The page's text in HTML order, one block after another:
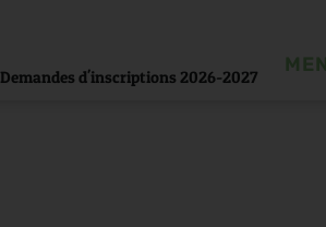
Demandes d'inscriptions 2026-2027